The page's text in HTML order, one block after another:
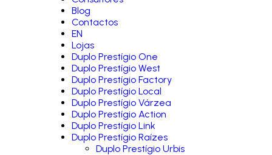
Blog
Contactos
EN
Lojas
Duplo Prestígio One
Duplo Prestígio West
Duplo Prestígio Factory
Duplo Prestígio Local
Duplo Prestígio Várzea
Duplo Prestígio Action
Duplo Prestígio Link
Duplo Prestígio Raízes
Duplo Prestígio Urbis